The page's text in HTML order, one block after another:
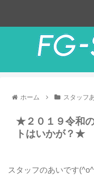
ホーム スタッフ
★２０１９令和
トはいかが？★
スタッフのあいです